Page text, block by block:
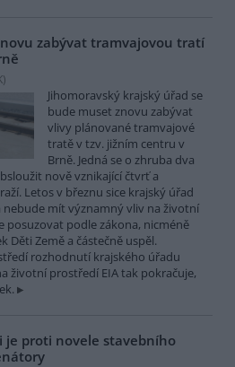
zabývat tramvajovou tratí
)
Jihomoravský krajský úřad se
bude muset znovu zabývat
vlivy plánované tramvajové
tratě v tzv. jižním centru v
Brně. Jedná se o zhruba dva
nově vznikající čtvrť a
Letos v březnu sice krajský úřad
nebude mít významný vliv na životní
posuzovat podle zákona, nicméně
Děti Země a částečně uspěl.
rozhodnutí krajského úřadu
životní prostředí EIA tak pokračuje,
je proti novele stavebního